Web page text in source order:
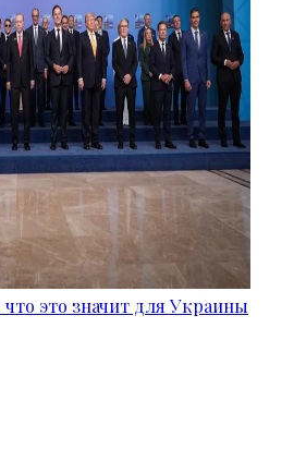
это значит для Украины